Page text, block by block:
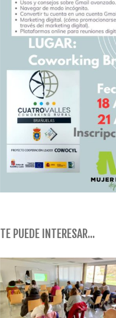
TE PUEDE INTERESAR...